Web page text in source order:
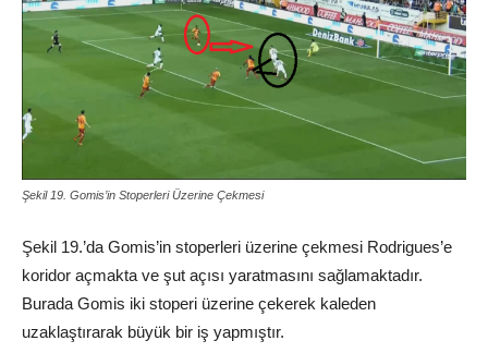
Şekil 19. Gomis’in Stoperleri Üzerine Çekmesi
Şekil 19.’da Gomis’in stoperleri üzerine çekmesi Rodrigues’e
koridor açmakta ve şut açısı yaratmasını sağlamaktadır.
Burada Gomis iki stoperi üzerine çekerek kaleden
uzaklaştırarak büyük bir iş yapmıştır.